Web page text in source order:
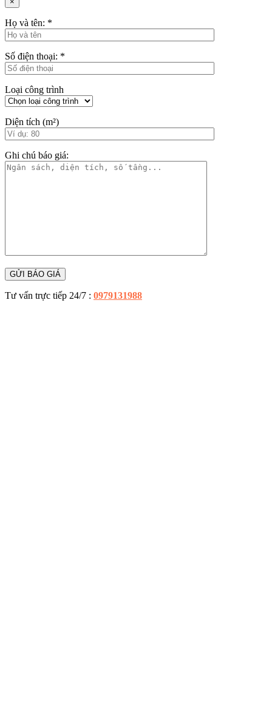
Họ và tên: *
Số điện thoại: *
Loại công trình
Diện tích (m²)
Ghi chú báo giá:
Tư vấn trực tiếp 24/7 : 0979131988